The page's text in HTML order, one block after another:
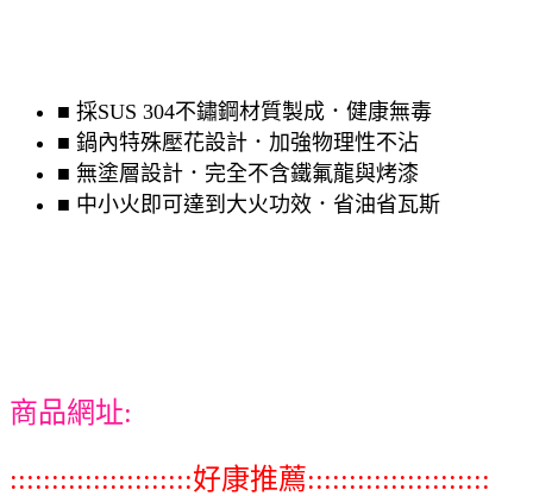
■ 採SUS 304不鏽鋼材質製成．健康無毒
■ 鍋內特殊壓花設計．加強物理性不沾
■ 無塗層設計．完全不含鐵氟龍與烤漆
■ 中小火即可達到大火功效．省油省瓦斯
商品網址:
::::::::::::::::::::::好康推薦::::::::::::::::::::::